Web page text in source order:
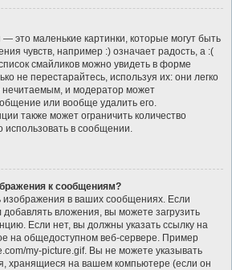
это маленькие картинки, которые могут быть
чувств, например :) означает радость, а :(
смайликов можно увидеть в форме
не перестарайтесь, используя их: они легко
нечитаемым, и модератор может
или вообще удалить его.
также может ограничить количество
использовать в сообщении.
к сообщениям?
в ваших сообщениях. Если
вложения, вы можете загрузить
Если нет, вы должны указать ссылку на
на общедоступном веб-сервере. Пример
my-picture.gif. Вы не можете указывать
хранящиеся на вашем компьютере (если он